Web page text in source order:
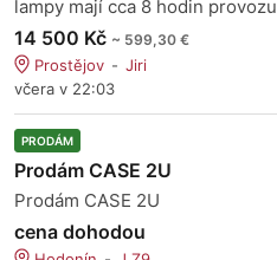
lampy mají cca 8 hodin
14 500 Kč ~ 599,30 €
Prostějov
Jiri
včera v 22:03
PRODÁM
Prodám CASE 2U
Prodám CASE 2U
cena dohodou